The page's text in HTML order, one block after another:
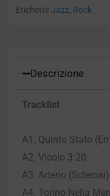
EtichetteJazz, Rock
Descrizione
Tracklist
A1. Quinto Stato
A2. Vicolo 3:20
A3. Arterio
A4. Torino Nella